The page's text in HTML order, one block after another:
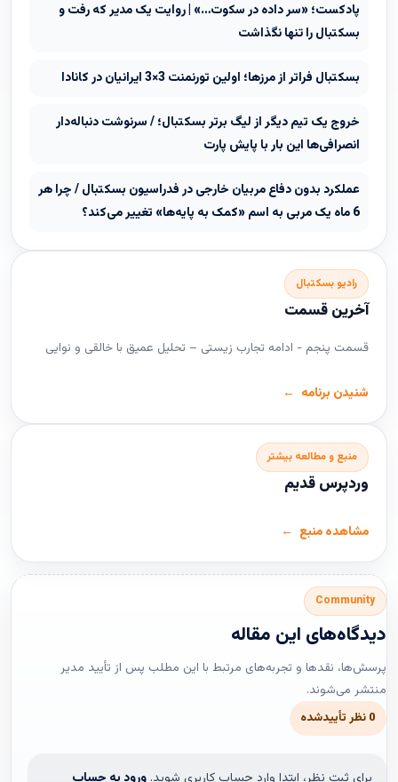
پادکست؛ «سر داده در سکوت…» | روایت یک مدیر که رفت و
بسکتبال را تنها نگذاشت
بسکتبال فراتر از مرزها؛ اولین تورنمنت 3×3 ایرانیان در کانادا
خروج یک تیم دیگر از لیگ برتر بسکتبال؛ / سرنوشت دنباله‌دار
انصرافی‌ها این بار با پایش پارت
عملکرد بدون دفاع مربیان خارجی در فدراسیون بسکتبال / چرا هر
6 ماه یک مربی به اسم «کمک به پایه‌ها» تغییر می‌کند؟
رادیو بسکتبال
آخرین قسمت
قسمت پنجم - ادامه تجارب زیستی – تحلیل عمیق با خالقی و نوایی
شنیدن برنامه
منبع و مطالعه بیشتر
وردپرس قدیم
مشاهده منبع
Community
دیدگاه‌های این مقاله
پرسش‌ها، نقدها و تجربه‌های مرتبط با این مطلب پس از تأیید مدیر
منتشر می‌شوند.
0 نظر تأییدشده
برای ثبت نظر، ابتدا وارد حساب کاربری شوید. ورود به حساب